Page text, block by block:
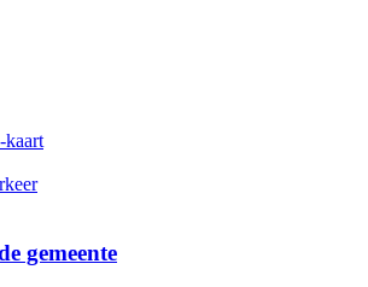
kaart
gemeente